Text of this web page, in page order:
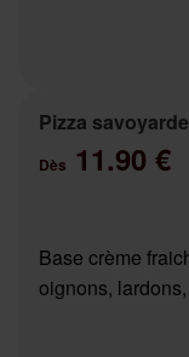
Pizza
Dès 11.90 €
Base crème
oignons,